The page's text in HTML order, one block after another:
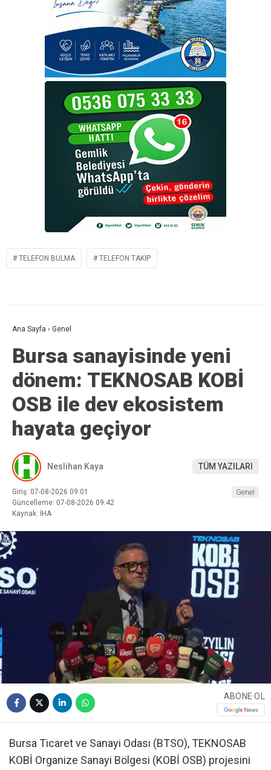
TELEFON BULMA TELEFON TAKIP
Ana Sayfa › Genel
Bursa sanayisinde yeni
dönem: TEKNOSAB KOBİ
OSB ile dev ekosistem
hayata geçiyor
Neslihan Kaya TÜM YAZILARI
Giriş: 07-08-2026 09:01
Güncelleme: 07-08-2026 09:42
Kaynak: İHA
Genel
ABONE OL
Bursa Ticaret ve Sanayi Odası (BTSO), TEKNOSAB
KOBİ Organize Sanayi Bölgesi (KOBİ OSB) projesini